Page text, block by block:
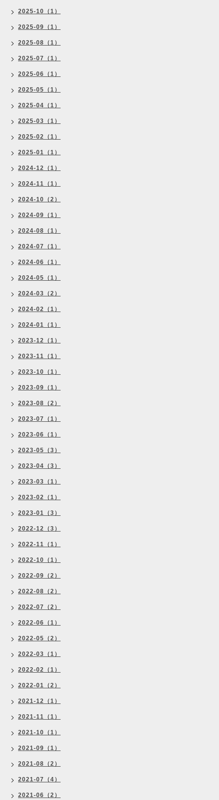
2025-10（1）
2025-09（1）
2025-08（1）
2025-07（1）
2025-06（1）
2025-05（1）
2025-04（1）
2025-03（1）
2025-02（1）
2025-01（1）
2024-12（1）
2024-11（1）
2024-10（2）
2024-09（1）
2024-08（1）
2024-07（1）
2024-06（1）
2024-05（1）
2024-03（2）
2024-02（1）
2024-01（1）
2023-12（1）
2023-11（1）
2023-10（1）
2023-09（1）
2023-08（2）
2023-07（1）
2023-06（1）
2023-05（3）
2023-04（3）
2023-03（1）
2023-02（1）
2023-01（3）
2022-12（3）
2022-11（1）
2022-10（1）
2022-09（2）
2022-08（2）
2022-07（2）
2022-06（1）
2022-05（2）
2022-03（1）
2022-02（1）
2022-01（2）
2021-12（1）
2021-11（1）
2021-10（1）
2021-09（1）
2021-08（2）
2021-07（4）
2021-06（2）